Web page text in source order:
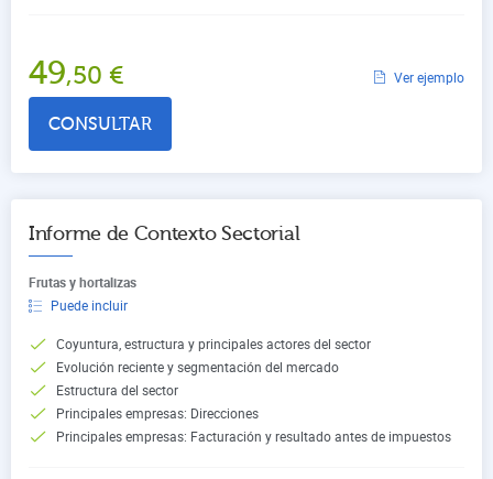
49,50 € Ver ejemplo
CONSULTAR
Informe de Contexto Sectorial
Frutas y hortalizas
Puede incluir
Coyuntura, estructura y principales actores del sector
Evolución reciente y segmentación del mercado
Estructura del sector
Principales empresas: Direcciones
Principales empresas: Facturación y resultado antes de impuestos